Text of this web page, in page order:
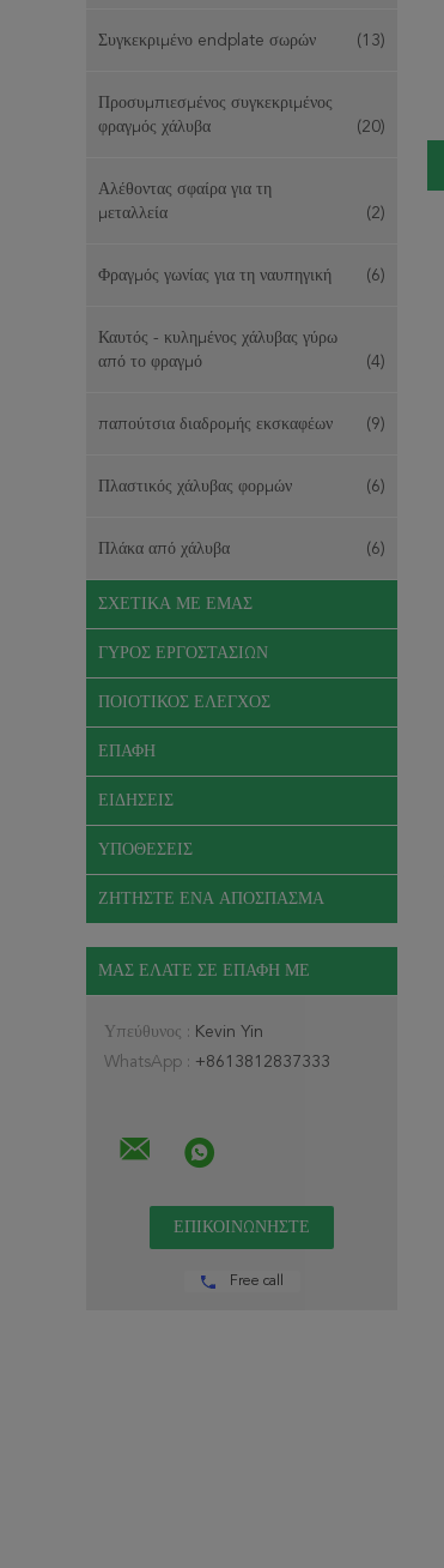
Συγκεκριμένο endplate σωρών (13)
Προσυμπιεσμένος συγκεκριμένος
φραγμός χάλυβα
(20)
Αλέθοντας σφαίρα για τη
μεταλλεία
(2)
Φραγμός γωνίας για τη ναυπηγική (6)
Καυτός - κυλημένος χάλυβας γύρω
από το φραγμό
(4)
παπούτσια διαδρομής εκσκαφέων (9)
Πλαστικός χάλυβας φορμών (6)
Πλάκα από χάλυβα (6)
ΣΧΕΤΙΚΆ ΜΕ ΕΜΆΣ
ΓΎΡΟΣ ΕΡΓΟΣΤΑΣΊΩΝ
ΠΟΙΟΤΙΚΌΣ ΈΛΕΓΧΟΣ
ΕΠΑΦΉ
ΕΙΔΉΣΕΙΣ
ΥΠΟΘΈΣΕΙΣ
ΖΗΤΉΣΤΕ ΈΝΑ ΑΠΌΣΠΑΣΜΑ
ΜΑΣ ΕΛΆΤΕ ΣΕ ΕΠΑΦΉ ΜΕ
Υπεύθυνος : Kevin Yin
WhatsApp : +8613812837333
Free call